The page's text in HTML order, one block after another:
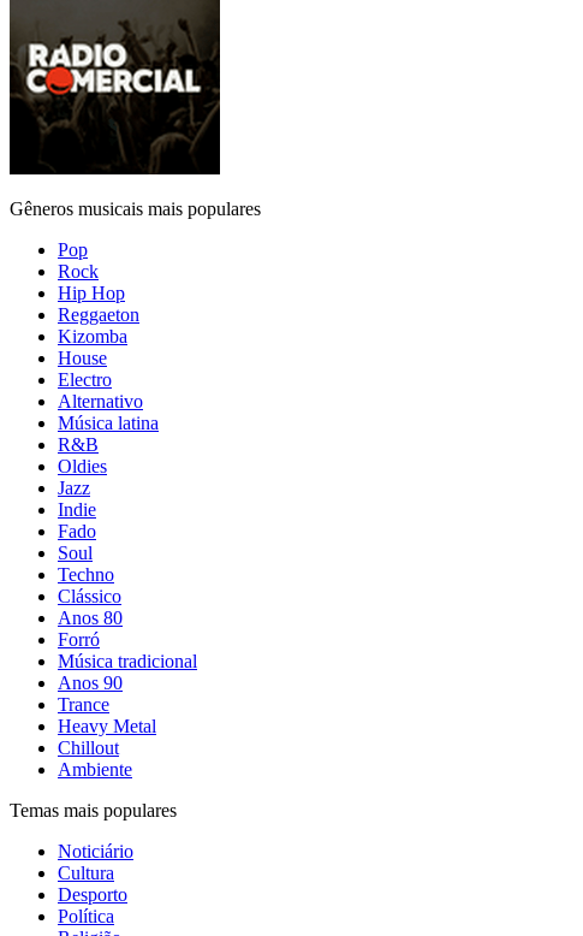
Gêneros musicais mais populares
Pop
Rock
Hip Hop
Reggaeton
Kizomba
House
Electro
Alternativo
Música latina
R&B
Oldies
Jazz
Indie
Fado
Soul
Techno
Clássico
Anos 80
Forró
Música tradicional
Anos 90
Trance
Heavy Metal
Chillout
Ambiente
Temas mais populares
Noticiário
Cultura
Desporto
Política